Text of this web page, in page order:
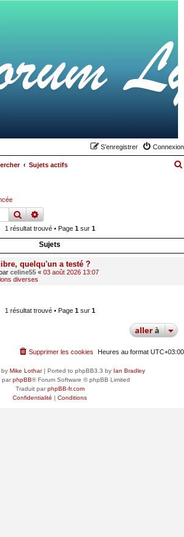
Connexion
S’enregistrer
Sujets actifs
rechercher
recherche
1 résultat trouvé • Page 1sur 1
Sujets
quelqu'un a testé ?
celine55 « 03 août 2026 13:07
diverses
1 résultat trouvé • Page 1sur 1
allerà
Heures au format UTC+03:00
Supprimer les cookies
by Mike Lothar| Ported to phpBB3.3 by Ian Bradley
parphpBB® Forum Software © phpBB Limited
Traduit parphpBB-fr.com
Confidentialité | Conditions